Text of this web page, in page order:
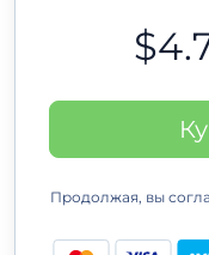
Продолжая, вы